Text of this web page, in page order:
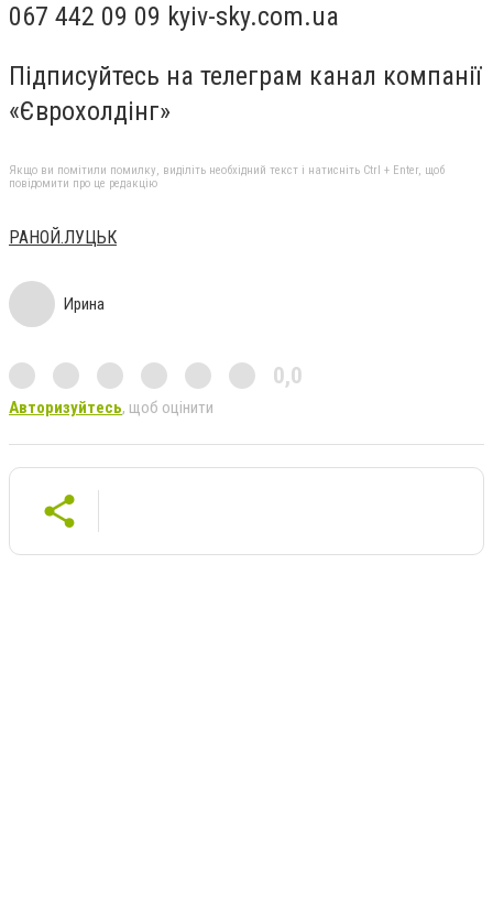
067 442 09 09 kyiv-sky.com.ua
Підписуйтесь на телеграм канал компанії
«Єврохолдінг»
Якщо ви помітили помилку, виділіть необхідний текст і натисніть Ctrl + Enter, щоб
повідомити про це редакцію
РАНОЙ.ЛУЦЬК
Ирина
0,0
Авторизуйтесь, щоб оцінити